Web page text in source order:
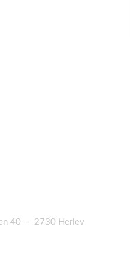
40 - 2730 Herlev